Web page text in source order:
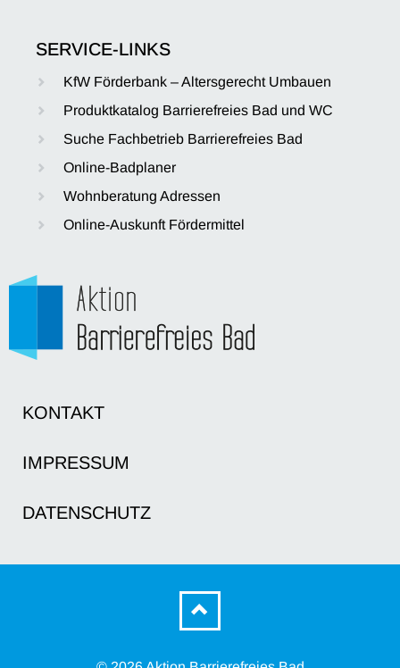
SERVICE-LINKS
KfW Förderbank – Altersgerecht Umbauen
Produktkatalog Barrierefreies Bad und WC
Suche Fachbetrieb Barrierefreies Bad
Online-Badplaner
Wohnberatung Adressen
Online-Auskunft Fördermittel
KONTAKT
IMPRESSUM
DATENSCHUTZ